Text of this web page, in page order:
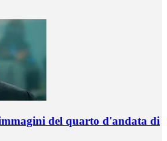
del quarto d'andata di